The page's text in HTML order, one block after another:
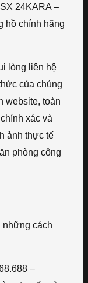
24KARA –
hồ chính hãng
lòng liên hệ
của chúng
website, toàn
xác và
ảnh thực tế
phòng công
những cách
–